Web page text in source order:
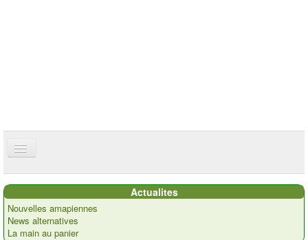
Accueil
Présentation
Actualités
Actualites
Nouvelles amapiennes
News alternatives
La main au panier